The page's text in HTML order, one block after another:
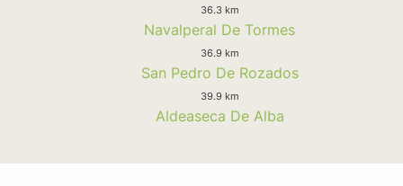
36.3 km
Navalperal De Tormes
36.9 km
San Pedro De Rozados
39.9 km
Aldeaseca De Alba